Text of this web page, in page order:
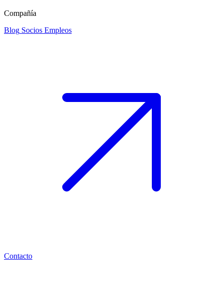
Compañía
Blog Socios Empleos
Contacto